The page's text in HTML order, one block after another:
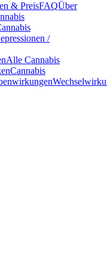
& PreisFAQÜber
/
Alle Cannabis
Cannabis